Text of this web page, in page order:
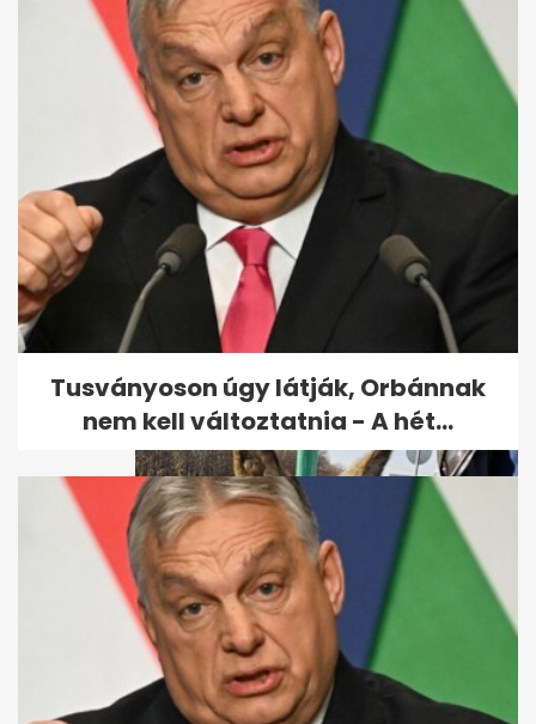
Közel harminc őz- és
szarvastetemet találtak
Pécska és Kispereg...
Tusványoson úgy látják, Orbánnak
nem kell változtatnia - A hét...